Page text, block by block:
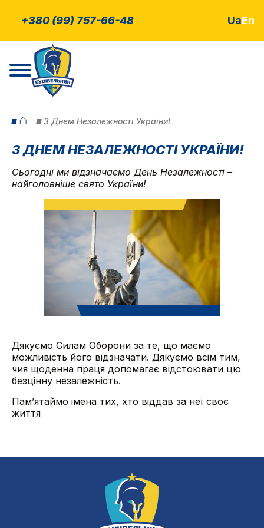
+380 (99) 757-66-48 UaEn
⌂ З Днем Незалежності України!
З ДНЕМ НЕЗАЛЕЖНОСТІ УКРАЇНИ!
Сьогодні ми відзначаємо День Незалежності –
найголовніше свято України!
Дякуємо Силам Оборони за те, що маємо
можливість його відзначати. Дякуємо всім тим,
чия щоденна праця допомагає відстоювати цю
безцінну незалежність.
Пам’ятаймо імена тих, хто віддав за неї своє
життя